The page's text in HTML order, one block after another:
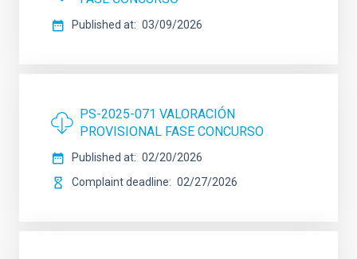
Published at 03/09/2026
PS-2025-071 VALORACIÓN
PROVISIONAL FASE CONCURSO
Published at
02/20/2026
Complaint deadline
02/27/2026